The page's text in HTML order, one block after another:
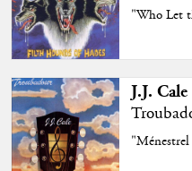
"Who Let
J.J. Cale